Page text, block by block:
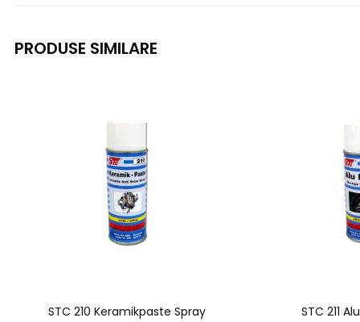
PRODUSE SIMILARE
STC 210 Keramikpaste Spray STC 211